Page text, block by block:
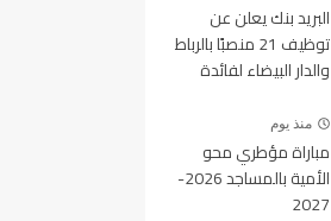
البريد بنك يعلن عن
توظيف 21 منصبًا بالرباط
والدار البيضاء لفائدة
والتقنيين
منذ يوم
مباراة مؤطري محو
الأمية بالمساجد 2026-
2027